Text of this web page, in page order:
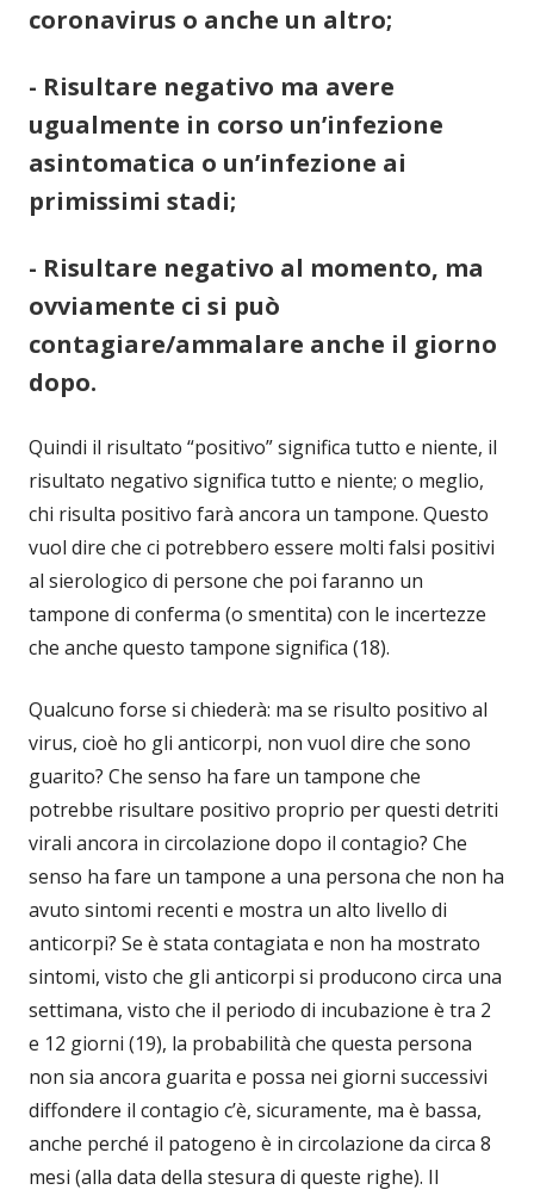
coronavirus o anche un altro;
- Risultare negativo ma avere
ugualmente in corso un’infezione
asintomatica o un’infezione ai
primissimi stadi;
- Risultare negativo al momento, ma
ovviamente ci si può
contagiare/ammalare anche il giorno
dopo.
Quindi il risultato “positivo” significa tutto e niente, il
risultato negativo significa tutto e niente; o meglio,
chi risulta positivo farà ancora un tampone. Questo
vuol dire che ci potrebbero essere molti falsi positivi
al sierologico di persone che poi faranno un
tampone di conferma (o smentita) con le incertezze
che anche questo tampone significa (18).
Qualcuno forse si chiederà: ma se risulto positivo al
virus, cioè ho gli anticorpi, non vuol dire che sono
guarito? Che senso ha fare un tampone che
potrebbe risultare positivo proprio per questi detriti
virali ancora in circolazione dopo il contagio? Che
senso ha fare un tampone a una persona che non ha
avuto sintomi recenti e mostra un alto livello di
anticorpi? Se è stata contagiata e non ha mostrato
sintomi, visto che gli anticorpi si producono circa una
settimana, visto che il periodo di incubazione è tra 2
e 12 giorni (19), la probabilità che questa persona
non sia ancora guarita e possa nei giorni successivi
diffondere il contagio c’è, sicuramente, ma è bassa,
anche perché il patogeno è in circolazione da circa 8
mesi (alla data della stesura di queste righe). Il